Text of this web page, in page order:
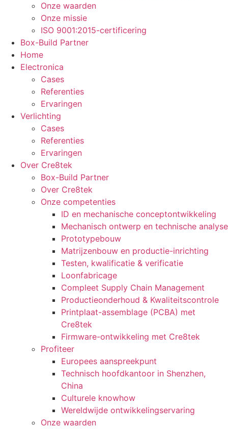
Onze waarden
Onze missie
ISO 9001:2015-certificering
Box-Build Partner
Home
Electronica
Cases
Referenties
Ervaringen
Verlichting
Cases
Referenties
Ervaringen
Over Cre8tek
Box-Build Partner
Over Cre8tek
Onze competenties
ID en mechanische conceptontwikkeling
Mechanisch ontwerp en technische analyse
Prototypebouw
Matrijzenbouw en productie-inrichting
Testen, kwalificatie & verificatie
Loonfabricage
Compleet Supply Chain Management
Productieonderhoud & Kwaliteitscontrole
Printplaat-assemblage (PCBA) met
Cre8tek
Firmware-ontwikkeling met Cre8tek
Profiteer
Europees aanspreekpunt
Technisch hoofdkantoor in Shenzhen,
China
Culturele knowhow
Wereldwijde ontwikkelingservaring
Onze waarden